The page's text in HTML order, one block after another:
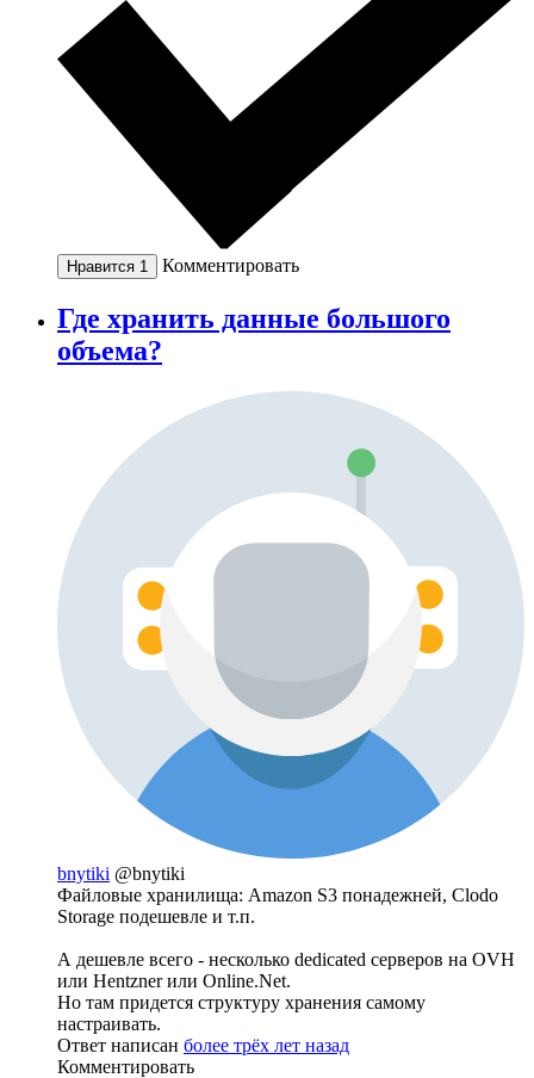
Нравится 1 Комментировать
Где хранить данные большого
объема?
bnytiki @bnytiki
Файловые хранилища: Amazon S3 понадежней, Clodo
Storage подешевле и т.п.
А дешевле всего - несколько dedicated серверов на OVH
или Hentzner или Online.Net.
Но там придется структуру хранения самому
настраивать.
Ответ написан более трёх лет назад
Комментировать